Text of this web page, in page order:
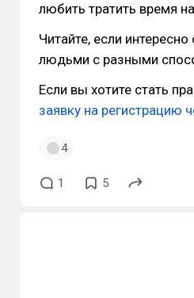
любить тратить время
Читайте, если
людьми с разными
Если вы хотите стать
заявку на регистрацию
4
1 5